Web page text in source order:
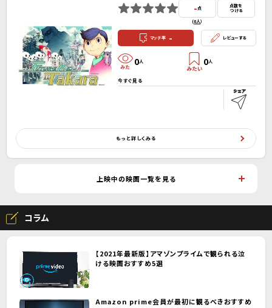
-点
(0人）
点数を
つける
マッチ率 - レビューする
0人 0人
今すぐ見る
もっと詳しくみる
上映中の映画一覧を見る
コラム
【2021年最新版】アマゾンプライムで観られる泣
ける映画おすすめ5選
Amazon prime会員が最初に観るべきおすすめ